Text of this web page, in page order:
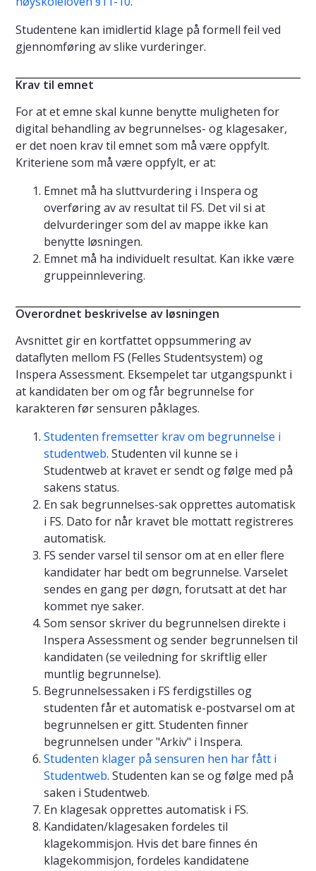
Studentene kan imidlertid klage på formell feil ved
gjennomføring av slike vurderinger.
Krav til emnet
For at et emne skal kunne benytte muligheten for
digital behandling av begrunnelses- og klagesaker,
er det noen krav til emnet som må være oppfylt.
Kriteriene som må være oppfylt, er at:
Emnet må ha sluttvurdering i Inspera og
overføring av av resultat til FS. Det vil si at
delvurderinger som del av mappe ikke kan
benytte løsningen.
Emnet må ha individuelt resultat. Kan ikke være
gruppeinnlevering.
Overordnet beskrivelse av løsningen
Avsnittet gir en kortfattet oppsummering av
dataflyten mellom FS (Felles Studentsystem) og
Inspera Assessment. Eksempelet tar utgangspunkt i
at kandidaten ber om og får begrunnelse for
karakteren før sensuren påklages.
Studenten fremsetter krav om begrunnelse i
studentweb. Studenten vil kunne se i
Studentweb at kravet er sendt og følge med på
sakens status.
En sak begrunnelses-sak opprettes automatisk
i FS. Dato for når kravet ble mottatt registreres
automatisk.
FS sender varsel til sensor om at en eller flere
kandidater har bedt om begrunnelse. Varselet
sendes en gang per døgn, forutsatt at det har
kommet nye saker.
Som sensor skriver du begrunnelsen direkte i
Inspera Assessment og sender begrunnelsen til
kandidaten (se veiledning forskriftligeller
muntlig begrunnelse).
Begrunnelsessaken i FS ferdigstilles og
studenten får et automatisk e-postvarsel om at
begrunnelsen er gitt. Studenten finner
begrunnelsen under "Arkiv" i Inspera.
Studenten klager på sensuren hen har fått i
Studentweb. Studenten kan se og følge med på
saken i Studentweb.
En klagesak opprettes automatisk i FS.
Kandidaten/klagesaken fordeles til
klagekommisjon. Hvis det bare finnes én
klagekommisjon, fordeles kandidatene